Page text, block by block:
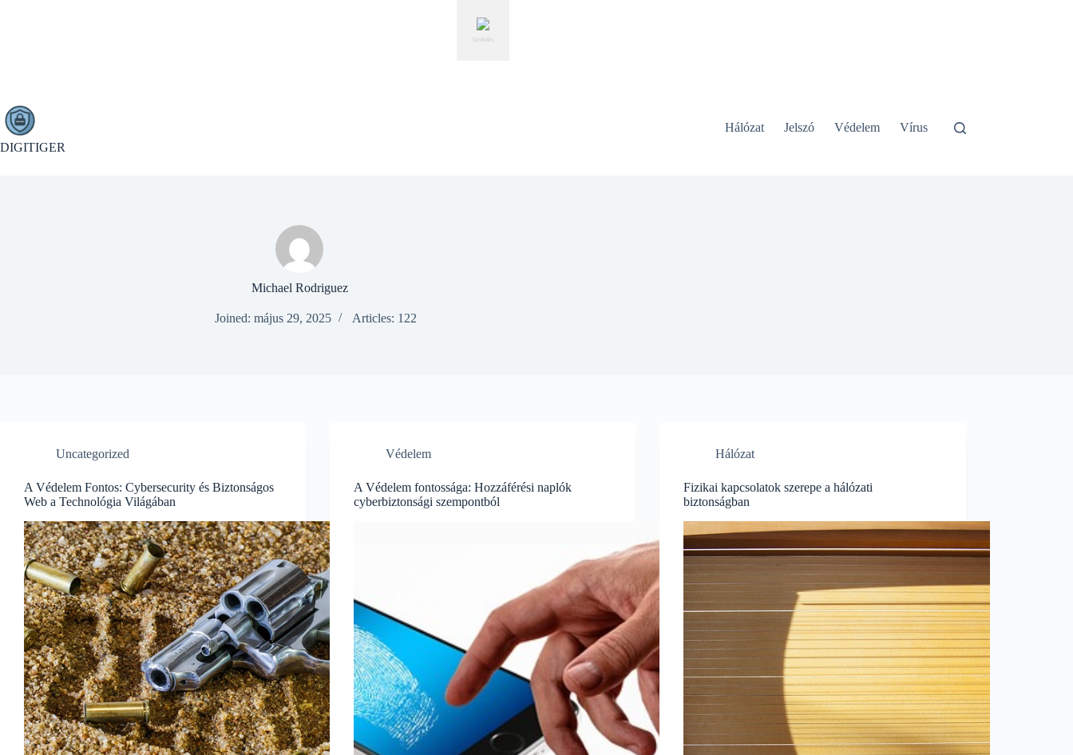
hirdetés
DIGITIGER
Hálózat Jelszó Védelem Vírus
Michael Rodriguez
Joined: május 29, 2025 Articles: 122
Uncategorized
A Védelem Fontos: Cybersecurity és Biztonságos
Web a Technológia Világában
Védelem
A Védelem fontossága: Hozzáférési naplók
cyberbiztonsági szempontból
Hálózat
Fizikai kapcsolatok szerepe a hálózati
biztonságban